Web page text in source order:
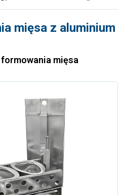
mięsa z aluminium
mięsa